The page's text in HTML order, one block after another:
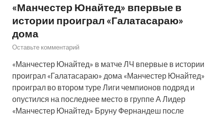
«Манчестер Юнайтед» впервые в
истории проиграл «Галатасараю»
дома
Оставьте комментарий
«Манчестер Юнайтед» в матче ЛЧ впервые в истории
проиграл «Галатасараю» дома «Манчестер Юнайтед»
проиграл во втором туре Лиги чемпионов подряд и
опустился на последнее место в группе А Лидер
«Манчестер Юнайтед» Бруну Фернандеш после